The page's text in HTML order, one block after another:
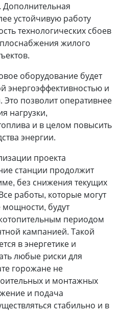
устойчивую работу
технологических сбоев
жилого
оборудование будет
энергоэффективностью и
Это позволит оперативнее
нагрузки,
и в целом повысить
энергии.
проекта
станции продолжит
без снижения текущих
работы, которые могут
будут
периодом
кампанией. Такой
в энергетике и
любые риски для
горожане не
и монтажных
и подача
стабильно и в